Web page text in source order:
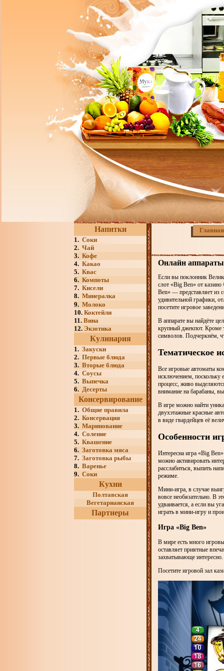
Напитки
1. Соки
2. Чай
3. Кофе
4. Какао
5. Квас
6. Компоты
7. Кисели
8. Минералка
9. Молоко
10. Коктейли
11. Вина
12. Экзотика
Кулинария
1. Закуски
2. Первые блюда
3. Вторые блюда
4. Соусы
5. Выпечка
6. Десерты
Консервирование
1. Общие правила
2. Консервация
3. Маринование
4. Соление
5. Квашение
6. Заготовка мяса
7. Заготовка рыбы
8. Варенье
9. Соки
Кухни
Полтавская
Вегетарианская
Партнеры
Главная
Онлайн аппараты
Если вы поклонник
слот «Big Ben» от казино
Ben» — представляет из
удивительной графики,
посетите игровое
В аппарате вы найдёте
крупный джекпот. Кроме
символов. Подчеркнём,
Тематическое
Все игровые автоматы
исключением, поскольку
процесс, живо
внимание на барабаны,
В игре можно найти
двухэтажные красные
в виде гвардейцев её
Особенности
Интересна игра «Big
можно активировать
расслабиться, выпить
режиме.
Мини-игра, в случае
вовсе необязательно. В
удваивается, а если вы
играть в мини-игру и
Игра «Big Ben»
В мире есть много
оставляет приятные
захватывающе
Посетите игровой зал